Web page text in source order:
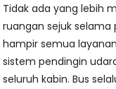
Tidak ada yang lebih
ruangan sejuk selama
hampir semua
sistem pendingin
seluruh kabin. Bus